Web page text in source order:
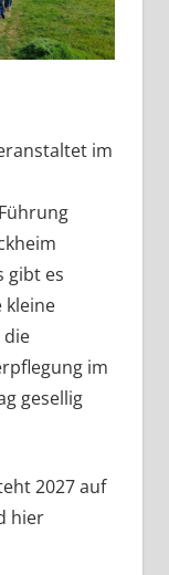
im
gibt es
kleine
im
gesellig
2027 auf
hier